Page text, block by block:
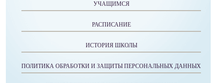
УЧАЩИМСЯ
РАСПИСАНИЕ
ИСТОРИЯ ШКОЛЫ
ПОЛИТИКА ОБРАБОТКИ И ЗАЩИТЫ ПЕРСОНАЛЬНЫХ ДАННЫХ